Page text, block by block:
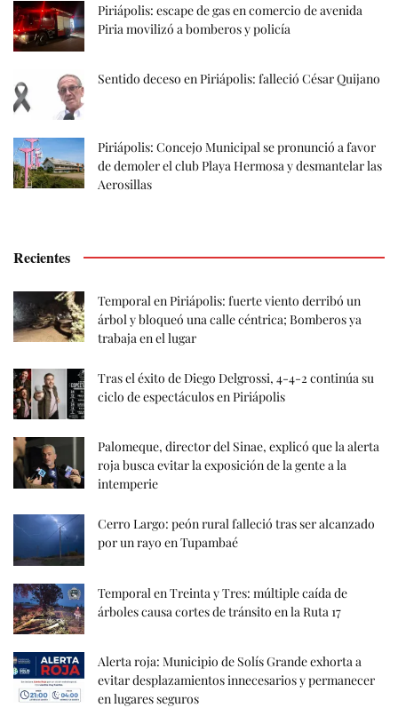
Piriápolis: escape de gas en comercio de avenida
Piria movilizó a bomberos y policía
Sentido deceso en Piriápolis: falleció César Quijano
Piriápolis: Concejo Municipal se pronunció a favor
de demoler el club Playa Hermosa y desmantelar las
Aerosillas
Recientes
Temporal en Piriápolis: fuerte viento derribó un
árbol y bloqueó una calle céntrica; Bomberos ya
trabaja en el lugar
Tras el éxito de Diego Delgrossi, 4-4-2 continúa su
ciclo de espectáculos en Piriápolis
Palomeque, director del Sinae, explicó que la alerta
roja busca evitar la exposición de la gente a la
intemperie
Cerro Largo: peón rural falleció tras ser alcanzado
por un rayo en Tupambaé
Temporal en Treinta y Tres: múltiple caída de
árboles causa cortes de tránsito en la Ruta 17
Alerta roja: Municipio de Solís Grande exhorta a
evitar desplazamientos innecesarios y permanecer
en lugares seguros